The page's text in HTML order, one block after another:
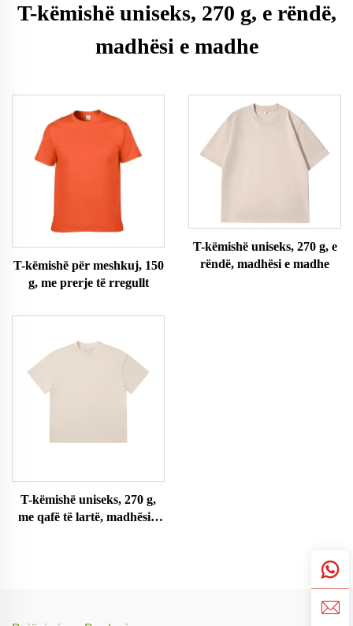
T-këmishë uniseks, 270 g, e rëndë,
madhësi e madhe
T-këmishë për meshkuj, 150
g, me prerje të rregullt
T-këmishë uniseks, 270 g, e
rëndë, madhësi e madhe
T-këmishë uniseks, 270 g,
me qafë të lartë, madhësi e